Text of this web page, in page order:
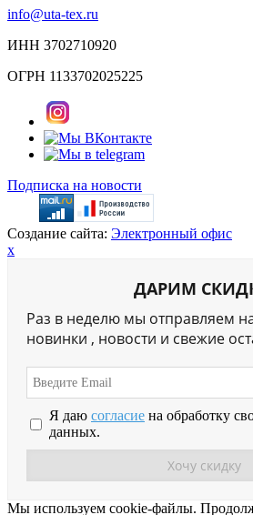
info@uta-tex.ru
ИНН 3702710920
ОГРН 1133702025225
Подписка на новости
Создание сайта: Электронный офис
x
ДАРИМ
Раз в неделю мы отправляем
новинки , новости и свежие
Я даю согласие на обработку
данных.
Мы используем cookie-файлы.